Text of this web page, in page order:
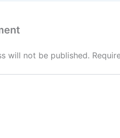
will not be published.